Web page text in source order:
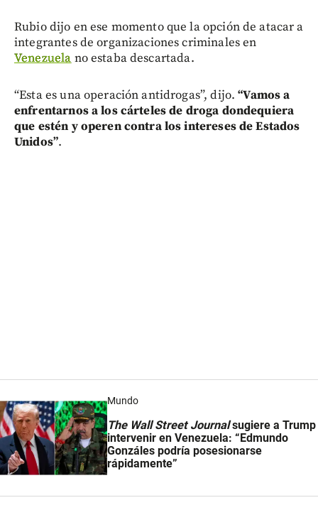
Rubio dijo en ese momento que la opción de atacar a
integrantes de organizaciones criminales en
Venezuela no estaba descartada.
“Esta es una operación antidrogas”, dijo.“Vamos a
enfrentarnos a los cárteles de droga dondequiera
que estén y operen contra los intereses de Estados
Unidos”.
Mundo
The Wall Street Journalsugiere a Trump
intervenir en Venezuela: “Edmundo
Gonzáles podría posesionarse
rápidamente”